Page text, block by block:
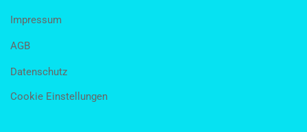
Impressum
AGB
Datenschutz
Cookie Einstellungen